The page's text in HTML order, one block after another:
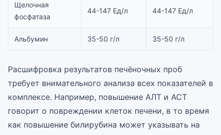
Щелочная
фосфатаза
44-147 Ед/л 44-147 Ед/л
Альбумин 35-50 г/л 35-50 г/л
Расшифровка результатов печёночных проб
требует внимательного анализа всех показателей в
комплексе. Например, повышение АЛТ и АСТ
говорит о повреждении клеток печени, в то время
как повышение билирубина может указывать на